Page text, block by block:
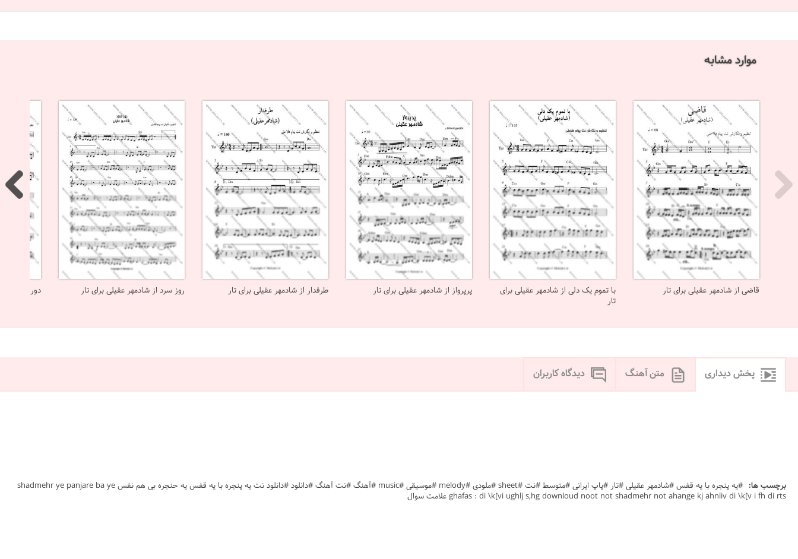
موارد مشابه
قاضی از شادمهر عقیلی برای تار
با تموم یک دلی از شادمهر عقیلی برای
تار
پرپرواز از شادمهر عقیلی برای تار طرفدار از شادمهر عقیلی برای تار روز سرد از شادمهر عقیلی برای تار دور شدی از
پخش دیداری متن آهنگ دیدگاه کاربران
برچسب ها:
#یه پنجره با یه قفس #شادمهر عقیلی #تار #پاپ ایرانی #متوسط #نت #sheet #ملودی #melody #موسیقی #music #آهنگ #نت آهنگ #دانلود #دانلود نت يه پنجره با يه قفس يه حنجره بی هم نفس shadmehr ye panjare ba ye
ghafas : di \k[vi ughlj s,hg downloud noot not shadmehr not ahange kj ahnliv di \k[v i fh di rts علامت سوال